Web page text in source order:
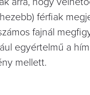
férfiak
fajnál
egyértelmű a
mellett.